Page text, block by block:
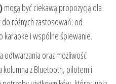
mogą być ciekawą propozycją dla
różnych zastosowań: od
karaoke i wspólne śpiewanie.
odtwarzania oraz możliwość
z Bluetooth, pilotem i